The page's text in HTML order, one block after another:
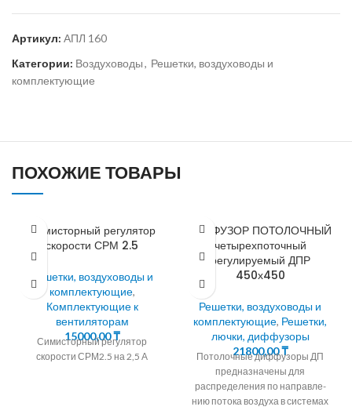
Артикул: АПЛ 160
Категории: Воздуховоды, Решетки, воздуховоды и
комплектующие
ПОХОЖИЕ ТОВАРЫ
Симисторный регулятор
скорости СРМ 2.5
Решетки, воздуховоды и
комплектующие,
Комплектующие к
вентиляторам
15000,00₸
Симисторный регулятор
скорости СРМ2.5 на 2,5 А
ДИФФУЗОР ПОТОЛОЧНЫЙ
четырехпоточный
регулируемый ДПР
450х450
Решетки, воздуховоды и
комплектующие, Решетки,
лючки, диффузоры
21800,00₸
Потолочные диффузоры ДП
предназначены для
распределения по направле-
нию потока воздуха в системах